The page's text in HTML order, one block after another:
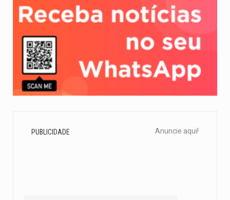
PUBLICIDADE Anuncie aqui!